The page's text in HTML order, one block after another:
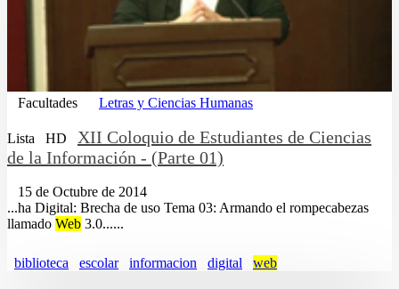
Facultades Letras y Ciencias Humanas
Lista HD
XII Coloquio de Estudiantes de Ciencias
de la Información - (Parte 01)
15 de Octubre de 2014
...ha Digital: Brecha de uso Tema 03: Armando el rompecabezas
llamado Web 3.0......
biblioteca escolar informacion digital web